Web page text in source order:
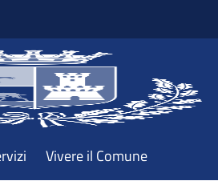
Vivere il Comune